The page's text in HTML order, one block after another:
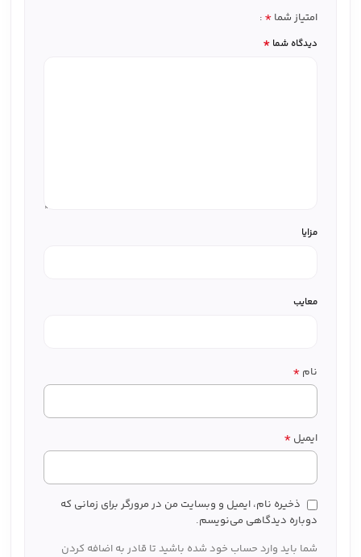
امتیاز شما *
دیدگاه شما *
مزایا
معایب
نام *
ایمیل *
ذخیره نام، ایمیل و وبسایت من در مرورگر برای زمانی که
دوباره دیدگاهی می‌نویسم.
شما باید وارد حساب خود شده باشید تا قادر به اضافه کردن